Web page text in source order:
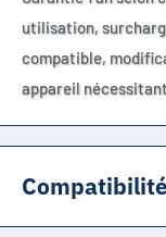
utilisation,
compatible,
appareil